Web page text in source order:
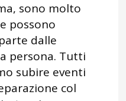
sono molto
possono
dalle
persona. Tutti
subire eventi
col